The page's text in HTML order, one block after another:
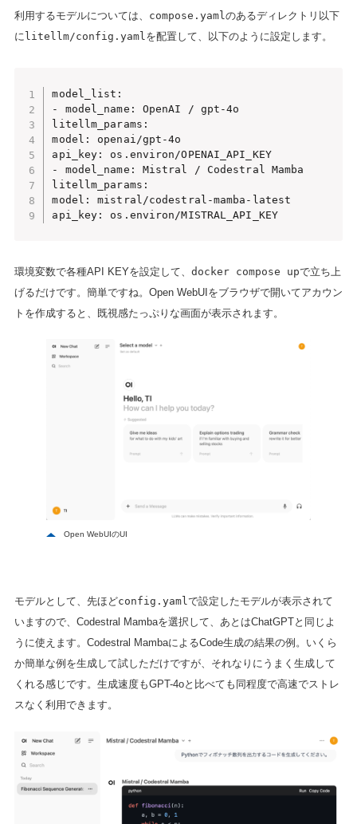
利用するモデルについては、 compose.yamlのあるディレクトリ以下
に litellm/config.yamlを配置して、以下のように設定します。
model_list:
- model_name: OpenAI / gpt-4o
litellm_params:
model: openai/gpt-4o
api_key: os.environ/OPENAI_API_KEY
- model_name: Mistral / Codestral Mamba
litellm_params:
model: mistral/codestral-mamba-latest
api_key: os.environ/MISTRAL_API_KEY
環境変数で各種API KEYを設定して、 docker compose upで立ち上
げるだけです。簡単ですね。Open WebUIをブラウザで開いてアカウン
トを作成すると、既視感たっぷりな画面が表示されます。
Open WebUIのUI
モデルとして、先ほどconfig.yamlで設定したモデルが表示されて
いますので、Codestral Mambaを選択して、あとはChatGPTと同じよ
うに使えます。Codestral MambaによるCode生成の結果の例。いくら
か簡単な例を生成して試しただけですが、それなりにうまく生成して
くれる感じです。生成速度もGPT-4oと比べても同程度で高速でストレ
スなく利用できます。